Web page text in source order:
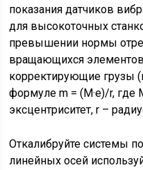
показания датчиков
для высокоточных
превышении нормы
вращающихся
корректирующие грузы
формуле m = (M·e)/r, где
эксцентриситет, r –
Откалибруйте системы
линейных осей